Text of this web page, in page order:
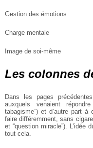
Gestion des émotions
Charge mentale
Image de soi-même
Les colonnes
Dans les pages
auxquels venaient
tabagisme”) et d’autre part
faire différemment, sans
et “question miracle”).
tout cela.